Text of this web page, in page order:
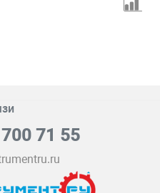
71 55